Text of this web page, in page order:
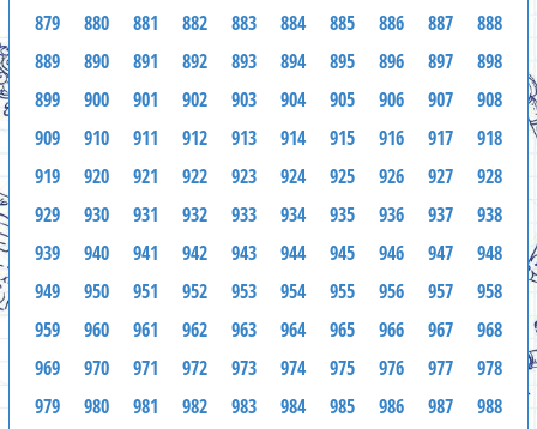
879
880 881 882 883 884 885 886 887
888
889
890 891 892 893 894 895 896 897
898
899
900 901 902 903 904 905 906 907
908
909
910 911 912 913 914 915 916 917
918
919
920 921 922 923 924 925 926 927
928
929
930 931 932 933 934 935 936 937
938
939
940 941 942 943 944 945 946 947
948
949
950 951 952 953 954 955 956 957
958
959
960 961 962 963 964 965 966 967
968
969
970 971 972 973 974 975 976 977
978
979
980 981 982 983 984 985 986 987
988